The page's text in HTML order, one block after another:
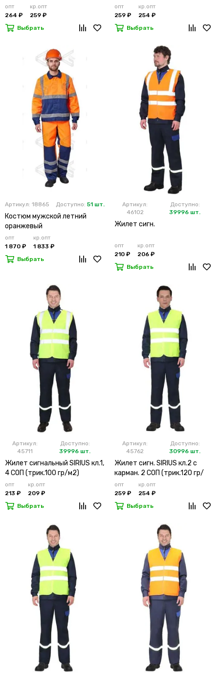
карманы) лимонный
опт
264 ₽
кр.опт
259 ₽
Выбрать
опт
259 ₽
кр.опт
254 ₽
Выбрать
Артикул: 18865 Доступно: 51 шт.
Костюм мужской летний
оранжевый
опт
1 870 ₽
кр.опт
1 833 ₽
Выбрать
Артикул:
46102
Доступно:
39996 шт.
Жилет сигн.
опт
210 ₽
кр.опт
206 ₽
Выбрать
Артикул:
45711
Доступно:
39996 шт.
Жилет сигнальный SIRIUS кл.1,
4 СОП (трик.100 гр/м2)
лимонный
опт
213 ₽
кр.опт
209 ₽
Выбрать
Артикул:
45762
Доступно:
30996 шт.
Жилет сигн. SIRIUS кл.2 с
карман. 2 СОП (трик.120 гр/
м2)
опт
259 ₽
кр.опт
254 ₽
Выбрать